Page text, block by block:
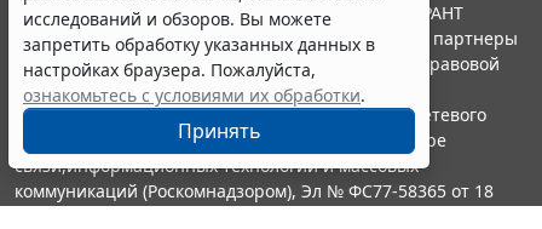
исследований и обзоров. Вы можете
запретить обработку указанных данных в
настройках браузера. Пожалуйста,
ознакомьтесь с условиями их обработки.
Принять
© ООО "НПП "ГАРАНТ-СЕРВИС", 2026. Система ГАРАНТ
выпускается с 1990 года. Компания "Гарант" и ее партнеры
являются участниками Российской ассоциации правовой
информации ГАРАНТ.
Портал ГАРАНТ.РУ зарегистрирован в качестве сетевого
издания Федеральной службой по надзору в сфере
связи,информационных технологий и массовых
коммуникаций (Роскомнадзором), Эл № ФС77-58365 от 18